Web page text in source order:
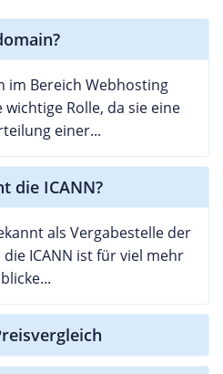
im Bereich Webhosting
Rolle, da sie eine
einer...
die ICANN?
als Vergabestelle der
ICANN ist für viel mehr